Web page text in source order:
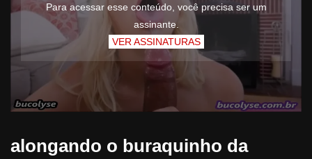
Para acessar esse conteúdo, você precisa ser um
assinante.
VER ASSINATURAS
alongando o buraquinho da